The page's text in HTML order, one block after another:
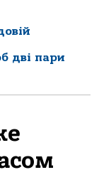
дві пари